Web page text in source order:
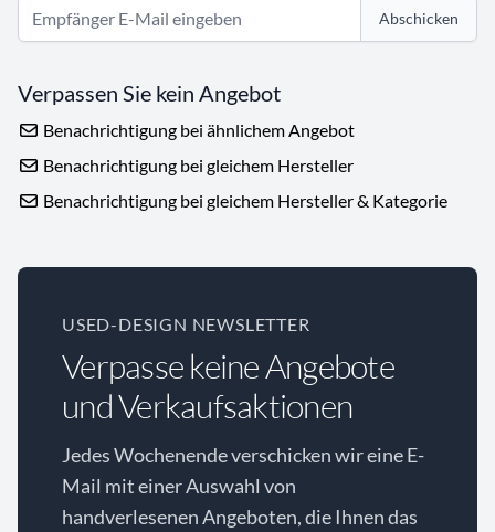
Abschicken
Verpassen Sie kein Angebot
Benachrichtigung bei ähnlichem Angebot
Benachrichtigung bei gleichem Hersteller
Benachrichtigung bei gleichem Hersteller & Kategorie
USED-DESIGN NEWSLETTER
Verpasse keine Angebote
und Verkaufsaktionen
Jedes Wochenende verschicken wir eine E-
Mail mit einer Auswahl von
handverlesenen Angeboten, die Ihnen das